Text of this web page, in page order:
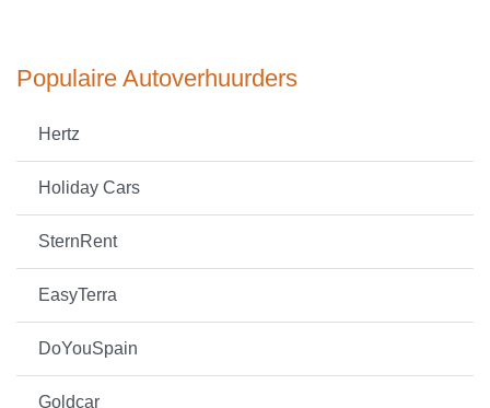
Populaire Autoverhuurders
Hertz
Holiday Cars
SternRent
EasyTerra
DoYouSpain
Goldcar